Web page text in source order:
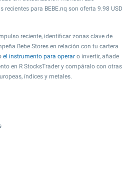
recientes para BEBE.nq son oferta 9.98 USD
reciente, identificar zonas clave de
Bebe Stores en relación con tu cartera
el instrumento para operar o invertir, añade
en R StocksTrader y compáralo con otras
índices y metales.